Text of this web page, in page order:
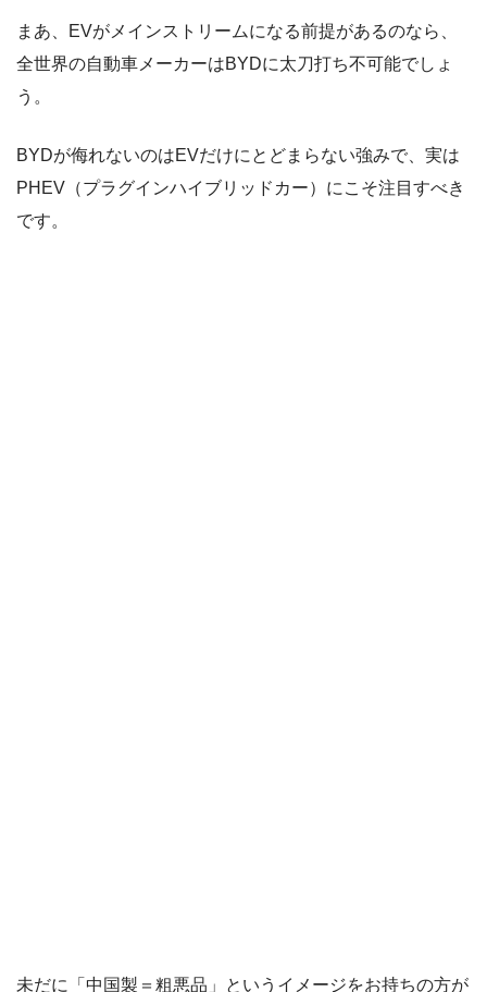
まあ、EVがメインストリームになる前提があるのなら、
全世界の自動車メーカーはBYDに太刀打ち不可能でしょ
う。
BYDが侮れないのはEVだけにとどまらない強みで、実は
PHEV（プラグインハイブリッドカー）にこそ注目すべき
です。
未だに「中国製＝粗悪品」というイメージをお持ちの方が